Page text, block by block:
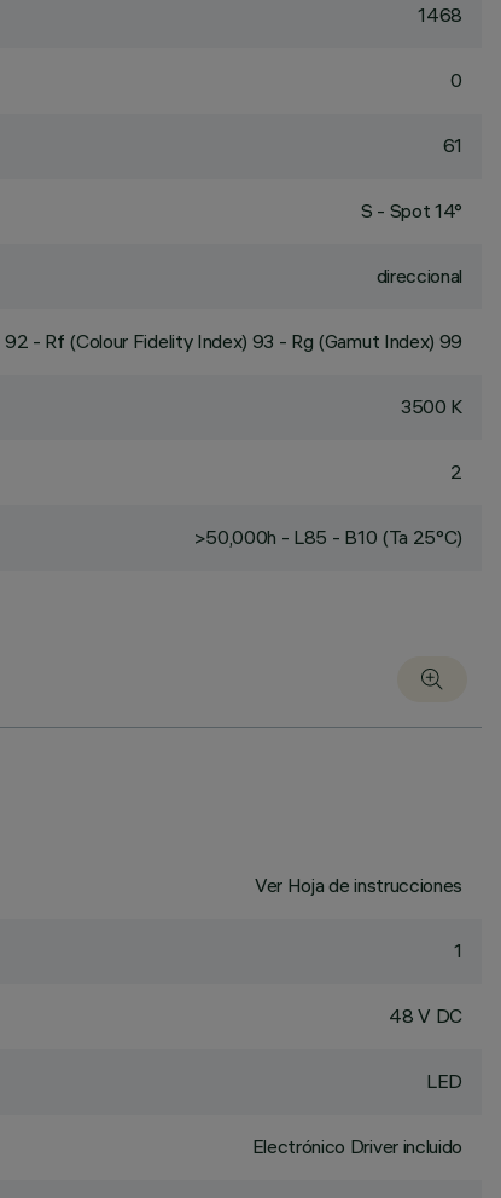
1468
0
61
S - Spot 14°
direccional
92 - Rf (Colour Fidelity Index) 93 - Rg (Gamut Index) 99
3500 K
2
>50,000h - L85 - B10 (Ta 25°C)
Ver Hoja de instrucciones
1
48 V DC
LED
Electrónico Driver incluido